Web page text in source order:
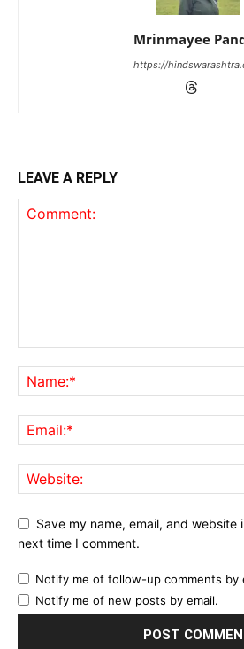
Mrinmayee
https://
LEAVE A REPLY
Save my name, email, and website
next time I comment.
Notify me of follow-up comments by
Notify me of new posts by email.